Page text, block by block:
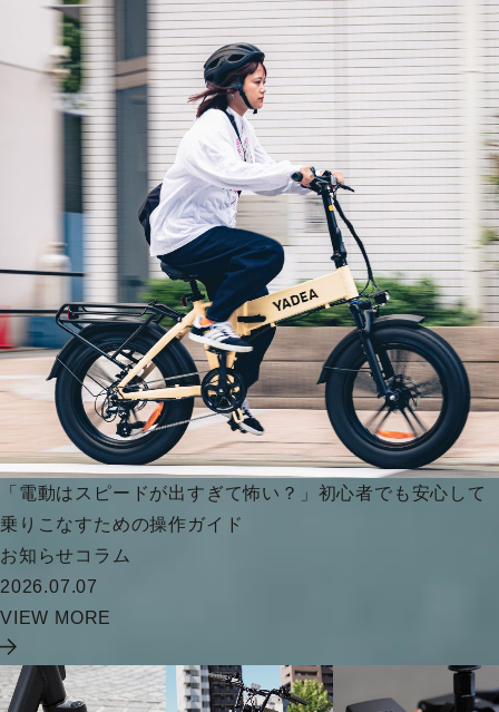
「電動はスピードが出すぎて怖い？」初心者でも安心して
乗りこなすための操作ガイド
お知らせコラム
2026.07.07
VIEW MORE